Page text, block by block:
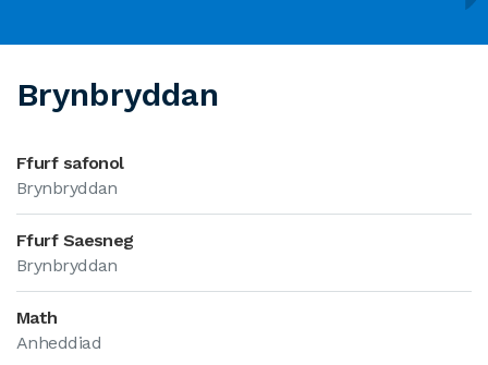
Brynbryddan
Ffurf safonol
Brynbryddan
Ffurf Saesneg
Brynbryddan
Math
Anheddiad